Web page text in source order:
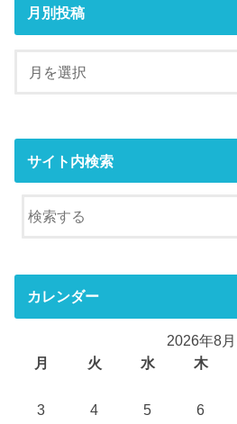
月別投稿
サイト内検索
カレンダー
2026年8月
月
火 水 木
3
4 5 6